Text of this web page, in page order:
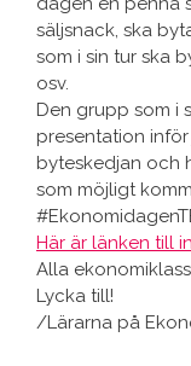
säljsnack, ska
som i sin tur ska
osv.
Den grupp som i
presentation
byteskedjan och
som möjligt
Här är länken till
Alla
Lycka till!
/Lärarna på